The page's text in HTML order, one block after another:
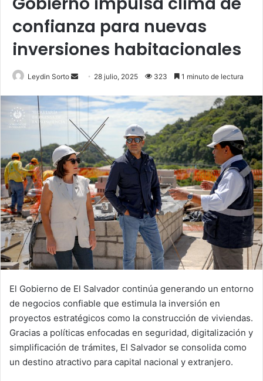
confianza para nuevas
inversiones habitacionales
Leydin Sorto
Send
email
28 julio, 2025 323 1 minuto de lectura
El Gobierno de El Salvador continúa generando un entorno
de negocios confiable que estimula la inversión en
proyectos estratégicos como la construcción de viviendas.
Gracias a políticas enfocadas en seguridad, digitalización y
simplificación de trámites, El Salvador se consolida como
un destino atractivo para capital nacional y extranjero.